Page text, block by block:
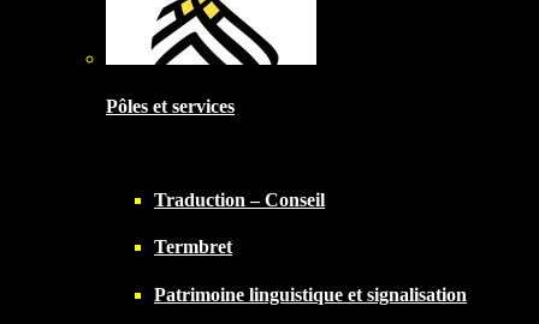
Pôles et services
Traduction – Conseil
Termbret
Patrimoine linguistique et signalisation